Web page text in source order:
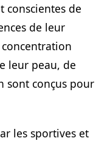
conscientes de
de leur
leur peau, de
sont conçus pour
les sportives et